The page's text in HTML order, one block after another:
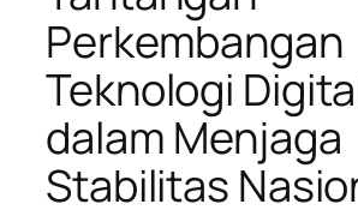
Perkembangan
Teknologi
dalam Menjaga
Stabilitas